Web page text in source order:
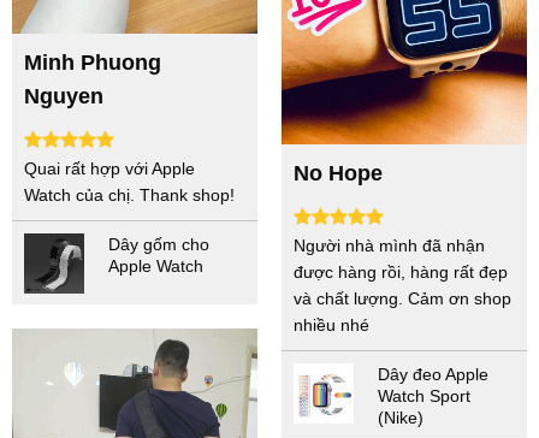
Minh Phuong
Nguyen
Quai rất hợp với Apple
Watch của chị. Thank shop!
Dây gốm cho
Apple Watch
No Hope
Người nhà mình đã nhận
được hàng rồi, hàng rất đẹp
và chất lượng. Cảm ơn shop
nhiều nhé
Dây đeo Apple
Watch Sport
(Nike)